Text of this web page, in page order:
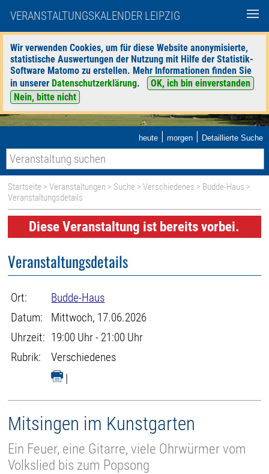
VERANSTALTUNGSKALENDER LEIPZIG
Wir verwenden Cookies, um für diese Website anonymisierte,
statistische Auswertungen der Nutzung mit Hilfe der Statistik-
Software Matomo zu erstellen. Mehr Informationen finden Sie
in unserer Datenschutzerklärung.
OK, ich bin einverstanden
Nein, bitte nicht
heute | morgen | Detaillierte Suche
Startseite >Veranstaltungen > Suche >Verschiedenes > Budde-Haus >
Veranstaltungsdetails
Diese Veranstaltung ist bereits vorbei.
Veranstaltungsdetails
Ort:
Budde-Haus
Datum:
Mittwoch, 17.06.2026
Uhrzeit: 19:00 Uhr - 21:00 Uhr
Rubrik:
Verschiedenes
|
Mitsingen im Kunstgarten
Ein Feuer, eine Gitarre, viele Ohrwürmer vom
Volkslied bis zum Popsong